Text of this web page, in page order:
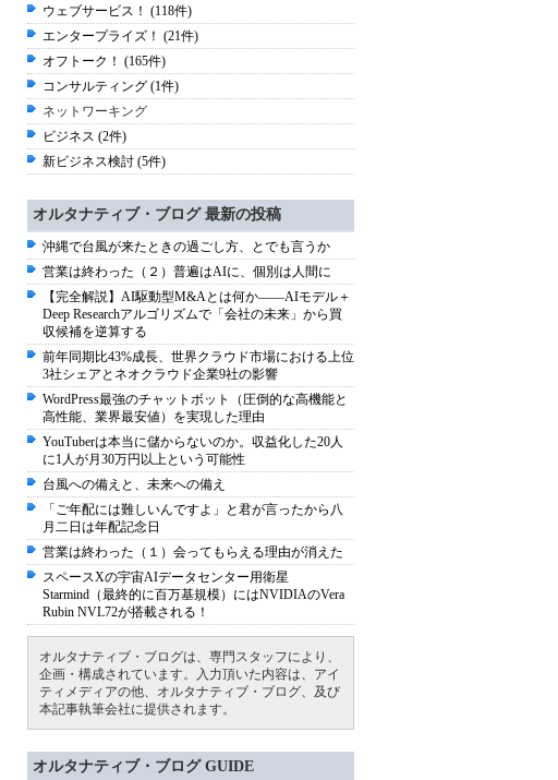
ウェブサービス！ (118件)
エンタープライズ！ (21件)
オフトーク！ (165件)
コンサルティング (1件)
ネットワーキング
ビジネス (2件)
新ビジネス検討 (5件)
オルタナティブ・ブログ 最新の投稿
沖縄で台風が来たときの過ごし方、とでも言うか
営業は終わった（２）普遍はAIに、個別は人間に
【完全解説】AI駆動型M&Aとは何か――AIモデル＋
Deep Researchアルゴリズムで「会社の未来」から買
収候補を逆算する
前年同期比43%成長、世界クラウド市場における上位
3社シェアとネオクラウド企業9社の影響
WordPress最強のチャットボット（圧倒的な高機能と
高性能、業界最安値）を実現した理由
YouTuberは本当に儲からないのか。収益化した20人
に1人が月30万円以上という可能性
台風への備えと、未来への備え
「ご年配には難しいんですよ」と君が言ったから八
月二日は年配記念日
営業は終わった（１）会ってもらえる理由が消えた
スペースXの宇宙AIデータセンター用衛星
Starmind（最終的に百万基規模）にはNVIDIAのVera
Rubin NVL72が搭載される！
オルタナティブ・ブログは、専門スタッフにより、
企画・構成されています。入力頂いた内容は、アイ
ティメディアの他、オルタナティブ・ブログ、及び
本記事執筆会社に提供されます。
オルタナティブ・ブログ GUIDE